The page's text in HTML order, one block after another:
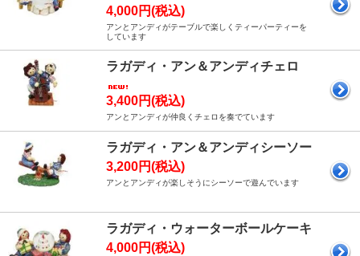
4,000円(税込)
アンとアンディがテーブルで楽しくティーパーティーを
しています
ラガディ・アン＆アンディチェロ
3,400円(税込)
アンとアンディが仲良くチェロを奏でています
ラガディ・アン＆アンディシーソー
3,200円(税込)
アンとアンディが楽しそうにシーソーで遊んでいます
ラガディ・ウォーターボールケーキ
4,000円(税込)